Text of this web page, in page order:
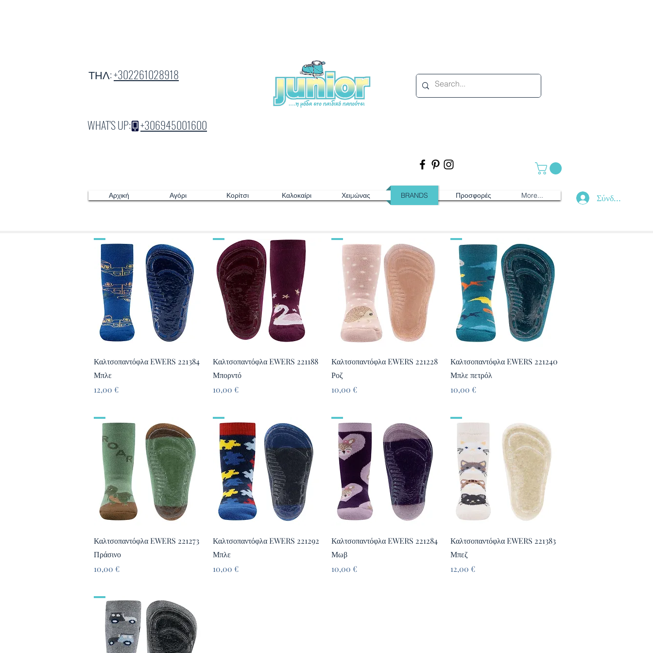
ΤΗΛ:+302261028918
WHAT'S UP:+306945001600
Αρχική Αγόρι Κορίτσι Καλοκαίρι Χειμώνας BRANDS Προσφορές More... Σύνδεση
Γρήγορη προβολή
Καλτσοπαντόφλα EWERS 221384
Μπλε
Τιμή
12,00 €
Γρήγορη προβολή
Καλτσοπαντόφλα EWERS 221188
Μπορντό
Τιμή
10,00 €
Γρήγορη προβολή
Καλτσοπαντόφλα EWERS 221228
Ροζ
Τιμή
10,00 €
Γρήγορη προβολή
Καλτσοπαντόφλα EWERS 221240
Μπλε πετρόλ
Τιμή
10,00 €
Γρήγορη προβολή
Καλτσοπαντόφλα EWERS 221273
Πράσινο
Τιμή
10,00 €
Γρήγορη προβολή
Καλτσοπαντόφλα EWERS 221292
Μπλε
Τιμή
10,00 €
Γρήγορη προβολή
Καλτσοπαντόφλα EWERS 221284
Μωβ
Τιμή
10,00 €
Γρήγορη προβολή
Καλτσοπαντόφλα EWERS 221383
Μπεζ
Τιμή
12,00 €